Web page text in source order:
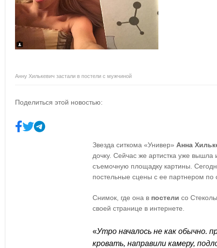
Анну Хилькевич застали в постели с мужчиной
Поделиться этой новостью:
Звезда ситкома «Универ» Анна
дочку. Сейчас же артистка уже вышла
съемочную площадку картины.
постельные сцены с ее партнером по
Снимок, где она в постели со
своей странице в интернете.
«Утро началось не как обычно.
кровать, направили камеру,